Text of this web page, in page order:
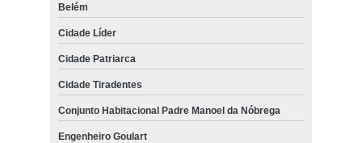
Belém
Cidade Líder
Cidade Patriarca
Cidade Tiradentes
Conjunto Habitacional Padre Manoel da Nóbrega
Engenheiro Goulart